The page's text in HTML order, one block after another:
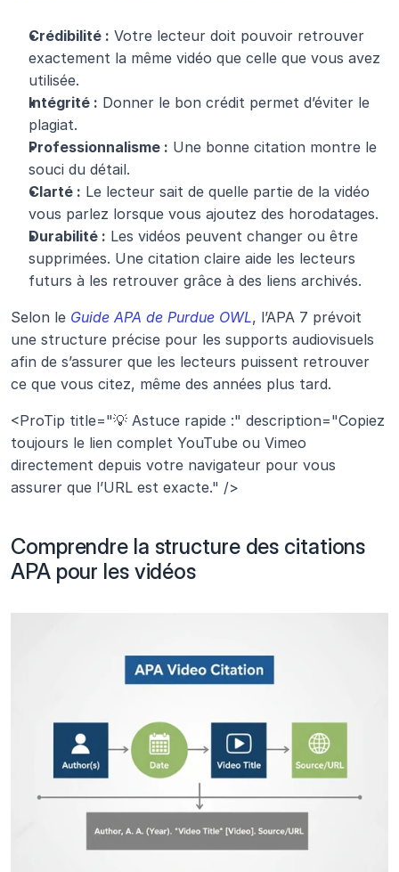
Crédibilité : Votre lecteur doit pouvoir retrouver
exactement la même vidéo que celle que vous avez
utilisée.
Intégrité : Donner le bon crédit permet d’éviter le
plagiat.
Professionnalisme : Une bonne citation montre le
souci du détail.
Clarté : Le lecteur sait de quelle partie de la vidéo
vous parlez lorsque vous ajoutez des horodatages.
Durabilité : Les vidéos peuvent changer ou être
supprimées. Une citation claire aide les lecteurs
futurs à les retrouver grâce à des liens archivés.
Selon le Guide APA de Purdue OWL, l’APA 7 prévoit
une structure précise pour les supports audiovisuels
afin de s’assurer que les lecteurs puissent retrouver
ce que vous citez, même des années plus tard.
<ProTip title="💡 Astuce rapide :" description="Copiez
toujours le lien complet YouTube ou Vimeo
directement depuis votre navigateur pour vous
assurer que l’URL est exacte." />
Comprendre la structure des citations
APA pour les vidéos